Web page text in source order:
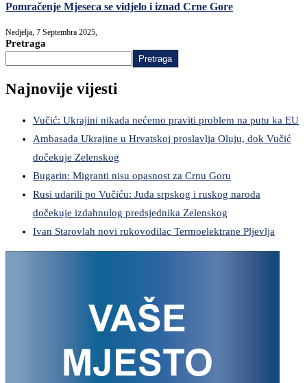
Pomračenje Mjeseca se vidjelo i iznad Crne Gore
Nedjelja, 7 Septembra 2025,
Pretraga
Pretraga
Najnovije vijesti
Vučić: Ukrajini nikada nećemo praviti problem na putu ka EU
Ambasada Ukrajine u Hrvatskoj proslavlja Oluju, dok Vučić
dočekuje Zelenskog
Bugarin: Migranti nisu opasnost za Crnu Goru
Rusi udarili po Vučiću: Juda srpskog i ruskog naroda
dočekuje izdahnulog predsjednika Zelenskog
Ivan Starovlah novi rukovodilac Termoelektrane Pljevlja